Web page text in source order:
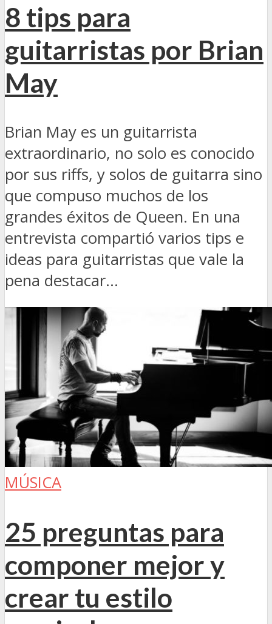
8 tips para
guitarristas por Brian
May
Brian May es un guitarrista
extraordinario, no solo es conocido
por sus riffs, y solos de guitarra sino
que compuso muchos de los
grandes éxitos de Queen. En una
entrevista compartió varios tips e
ideas para guitarristas que vale la
pena destacar...
MÚSICA
25 preguntas para
componer mejor y
crear tu estilo